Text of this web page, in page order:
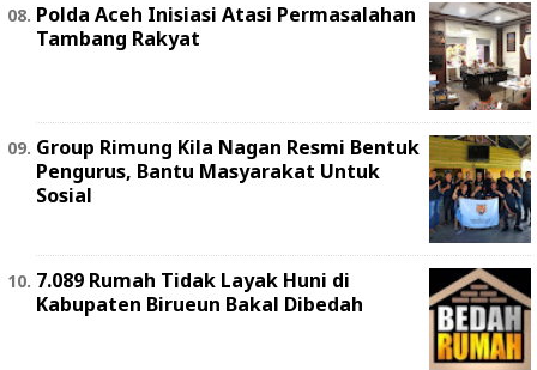
Polda Aceh Inisiasi Atasi Permasalahan
Tambang Rakyat
Group Rimung Kila Nagan Resmi Bentuk
Pengurus, Bantu Masyarakat Untuk
Sosial
7.089 Rumah Tidak Layak Huni di
Kabupaten Birueun Bakal Dibedah